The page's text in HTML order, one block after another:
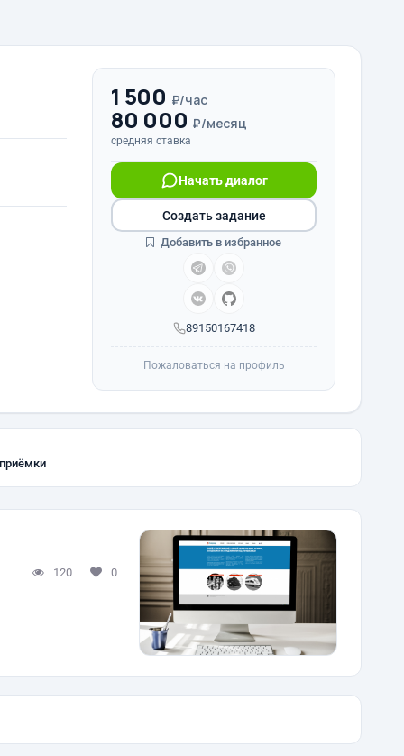
1 500 ₽/час
80 000 ₽/месяц
средняя ставка
89150167418
Начать диалог
Создать задание
Добавить в избранное
Пожаловаться на профиль
120 0